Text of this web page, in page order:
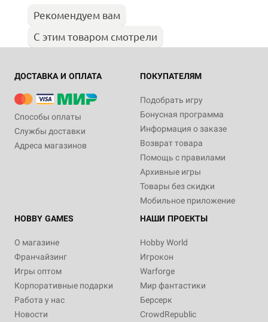
Рекомендуем вам
С этим товаром смотрели
ДОСТАВКА И ОПЛАТА
Способы оплаты
Службы доставки
Адреса магазинов
ПОКУПАТЕЛЯМ
Подобрать игру
Бонусная программа
Информация о заказе
Возврат товара
Помощь с правилами
Архивные игры
Товары без скидки
Мобильное приложение
HOBBY GAMES
О магазине
Франчайзинг
Игры оптом
Корпоративные подарки
Работа у нас
Новости
НАШИ ПРОЕКТЫ
Hobby World
Игрокон
Warforge
Мир фантастики
Берсерк
CrowdRepublic